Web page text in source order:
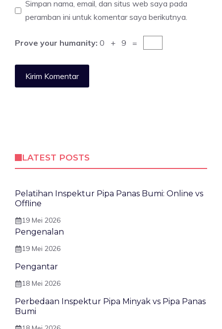
Simpan nama, email, dan situs web saya pada
peramban ini untuk komentar saya berikutnya.
Prove your humanity: 0 + 9 =
LATEST POSTS
Pelatihan Inspektur Pipa Panas Bumi: Online vs
Offline
19 Mei 2026
Pengenalan
19 Mei 2026
Pengantar
18 Mei 2026
Perbedaan Inspektur Pipa Minyak vs Pipa Panas
Bumi